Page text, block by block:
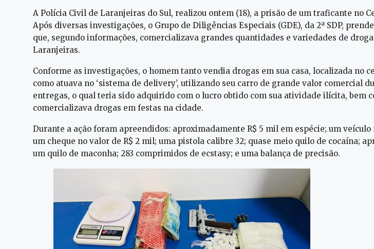
A Polícia Civil de Laranjeiras do Sul, realizou ontem (18), a prisão de um traficante no
Após diversas investigações, o Grupo de Diligências Especiais (GDE), da 2ª SDP,
que, segundo informações, comercializava grandes quantidades e variedades de
Laranjeiras.
Conforme as investigações, o homem tanto vendia drogas em sua casa, localizada no
como atuava no ‘sistema de delivery’, utilizando seu carro de grande valor comercial
entregas, o qual teria sido adquirido com o lucro obtido com sua atividade ilícita, bem
comercializava drogas em festas na cidade.
Durante a ação foram apreendidos: aproximadamente R$ 5 mil em espécie; um veículo
um cheque no valor de R$ 2 mil; uma pistola calibre 32; quase meio quilo de cocaína;
um quilo de maconha; 283 comprimidos de ecstasy; e uma balança de precisão.